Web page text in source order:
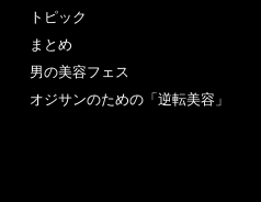
トピック
まとめ
男の美容フェス
オジサンのための「逆転美容」